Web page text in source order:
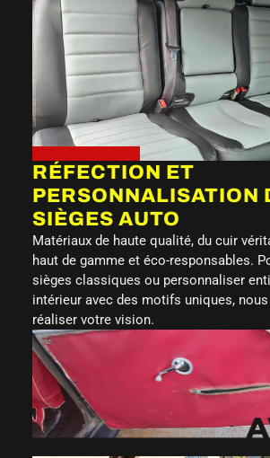
RÉFECTION ET
PERSONNALISATION
SIÈGES AUTO
Matériaux de haute qualité, du cuir
haut de gamme et éco-responsables.
sièges classiques ou personnaliser
intérieur avec des motifs uniques,
réaliser votre vision.